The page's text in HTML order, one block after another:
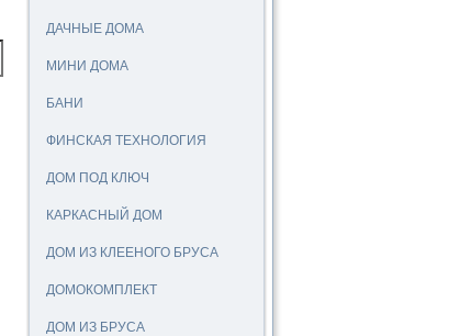
ДАЧНЫЕ ДОМА
МИНИ ДОМА
БАНИ
ФИНСКАЯ ТЕХНОЛОГИЯ
ДОМ ПОД КЛЮЧ
КАРКАСНЫЙ ДОМ
ДОМ ИЗ КЛЕЕНОГО БРУСА
ДОМОКОМПЛЕКТ
ДОМ ИЗ БРУСА